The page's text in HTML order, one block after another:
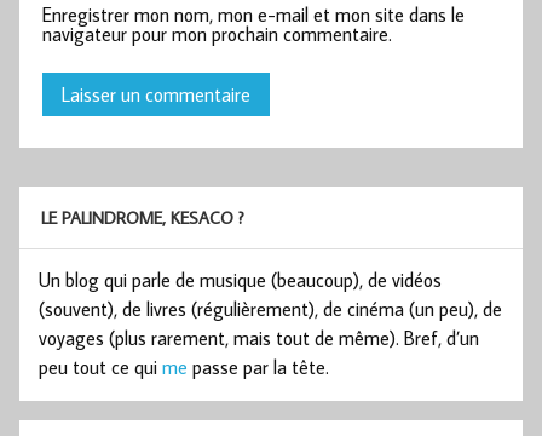
Enregistrer mon nom, mon e-mail et mon site dans le
navigateur pour mon prochain commentaire.
LE PALINDROME, KESACO ?
Un blog qui parle de musique (beaucoup), de vidéos
(souvent), de livres (régulièrement), de cinéma (un peu), de
voyages (plus rarement, mais tout de même). Bref, d’un
peu tout ce qui me passe par la tête.